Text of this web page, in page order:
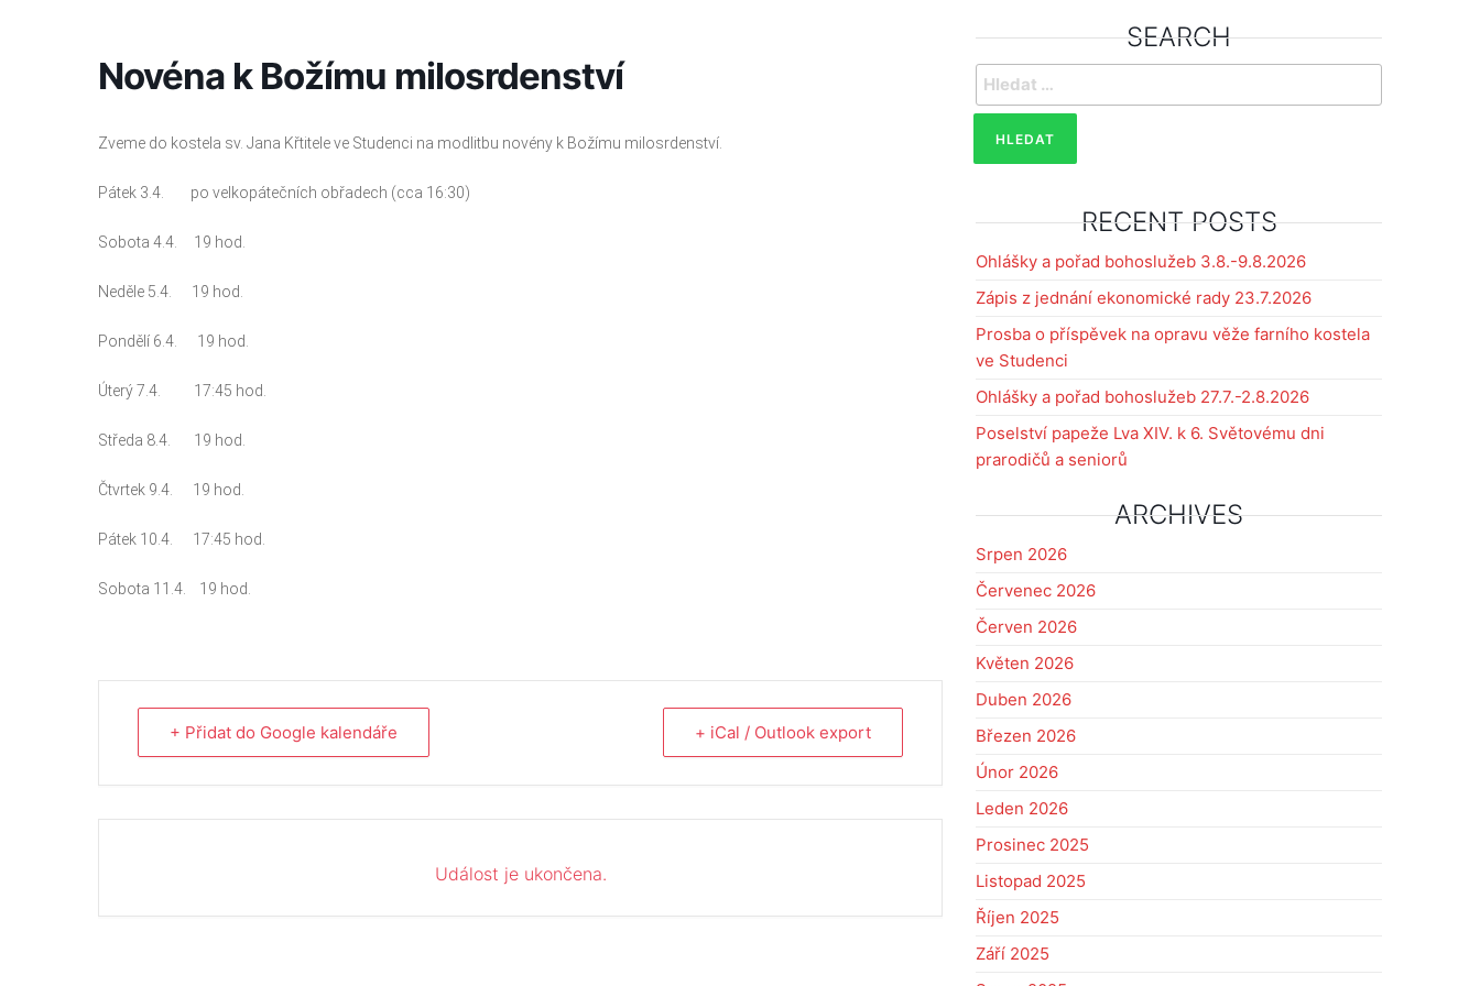
Novéna k Božímu milosrdenství
Zveme do kostela sv. Jana Křtitele ve Studenci na modlitbu novény k Božímu milosrdenství.
Pátek 3.4. po velkopátečních obřadech (cca 16:30)
Sobota 4.4. 19 hod.
Neděle 5.4. 19 hod.
Pondělí 6.4. 19 hod.
Úterý 7.4. 17:45 hod.
Středa 8.4. 19 hod.
Čtvrtek 9.4. 19 hod.
Pátek 10.4. 17:45 hod.
Sobota 11.4. 19 hod.
+ Přidat do Google kalendáře + iCal / Outlook export
Událost je ukončena.
SEARCH
Vyhledávání
RECENT POSTS
Ohlášky a pořad bohoslužeb 3.8.-9.8.2026
Zápis z jednání ekonomické rady 23.7.2026
Prosba o příspěvek na opravu věže farního kostela
ve Studenci
Ohlášky a pořad bohoslužeb 27.7.-2.8.2026
Poselství papeže Lva XIV. k 6. Světovému dni
prarodičů a seniorů
ARCHIVES
Srpen 2026
Červenec 2026
Červen 2026
Květen 2026
Duben 2026
Březen 2026
Únor 2026
Leden 2026
Prosinec 2025
Listopad 2025
Říjen 2025
Září 2025